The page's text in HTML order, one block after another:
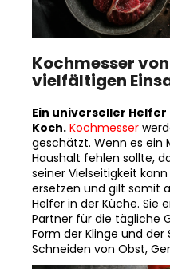
Kochmesser
vielfältigen
Ein universeller
Koch. Kochmesser
geschätzt. Wenn es ein
Haushalt fehlen sollte,
seiner Vielseitigkeit kann
ersetzen und gilt somit
Helfer in der Küche. Sie
Partner für die tägliche
Form der Klinge und
Schneiden von Obst,